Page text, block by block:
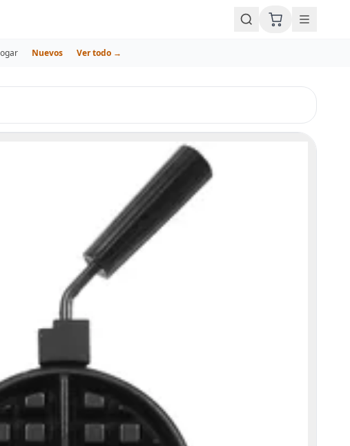
Nuevos Ver todo →